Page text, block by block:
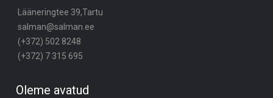
Lääneringtee 39,Tartu
salman@salman.ee
(+372) 502 8248
(+372) 7 315 695
Oleme avatud